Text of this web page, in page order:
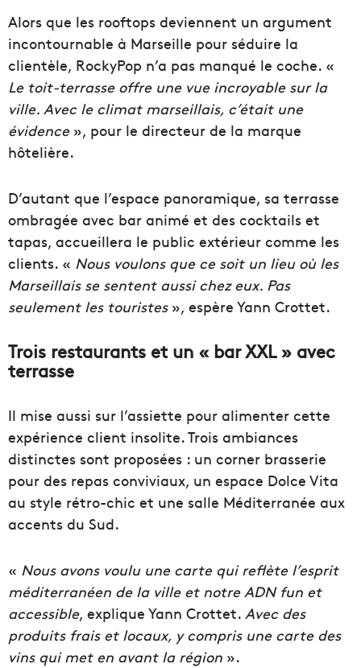
Alors que les rooftops deviennent un argument
incontournable à Marseille pour séduire la
clientèle, RockyPop n’a pas manqué le coche. «
Le toit-terrasse offre une vue incroyable sur la
ville. Avec le climat marseillais, c’était une
évidence», pour le directeur de la marque
hôtelière.
D’autant que l’espace panoramique, sa terrasse
ombragée avec bar animé et des cocktails et
tapas, accueillera le public extérieur comme les
clients. « Nous voulons que ce soit un lieu où les
Marseillais se sentent aussi chez eux. Pas
seulement les touristes», espère Yann Crottet.
Trois restaurants et un « bar XXL » avec
terrasse
Il mise aussi sur l’assiette pour alimenter cette
expérience client insolite. Trois ambiances
distinctes sont proposées : un corner brasserie
pour des repas conviviaux, un espace Dolce Vita
au style rétro-chic et une salle Méditerranée aux
accents du Sud.
« Nous avons voulu une carte qui reflète l’esprit
méditerranéen de la ville et notre ADN fun et
accessible, explique Yann Crottet. Avec des
produits frais et locaux, y compris une carte des
vins qui met en avant la région ».